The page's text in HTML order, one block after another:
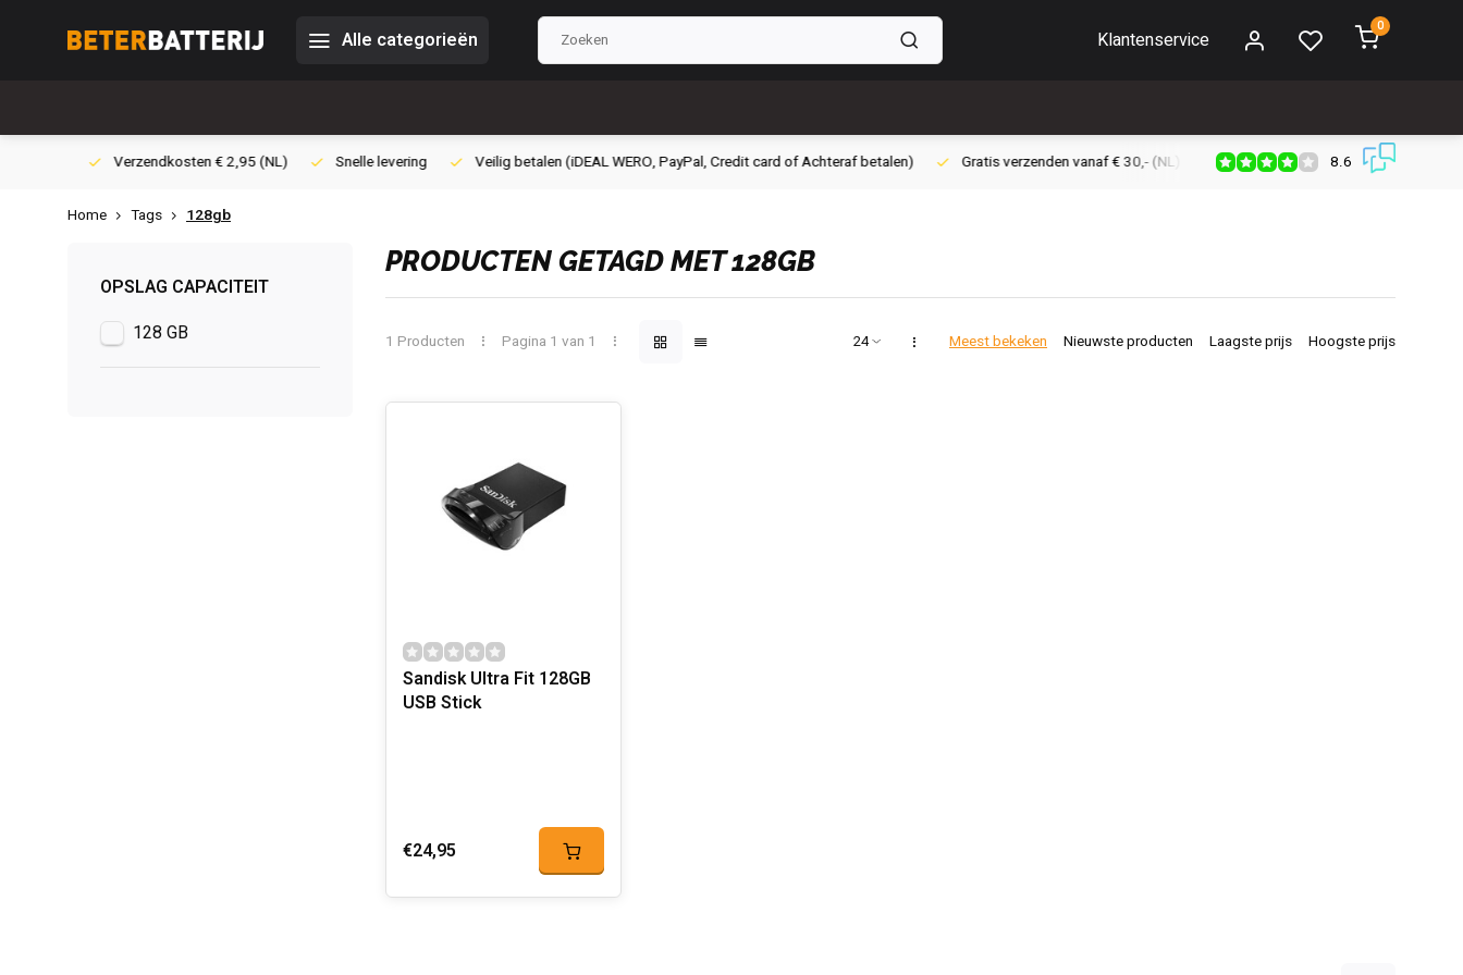
Alle categorieën Klantenservice
0
Verzendkosten € 2,95 (NL) Snelle levering Veilig betalen (iDEAL WERO, PayPal, Credit card of Achteraf betalen) Gratis verzenden vanaf € 30,- (NL) Verzendkosten € 2,95 (NL)
8.6
Home Tags 128gb
OPSLAG CAPACITEIT
128 GB
PRODUCTEN GETAGD MET 128GB
1 Producten Pagina 1 van 1 Meest bekeken Nieuwste producten Laagste prijs Hoogste prijs
Sandisk Ultra Fit 128GB
USB Stick
€24,95